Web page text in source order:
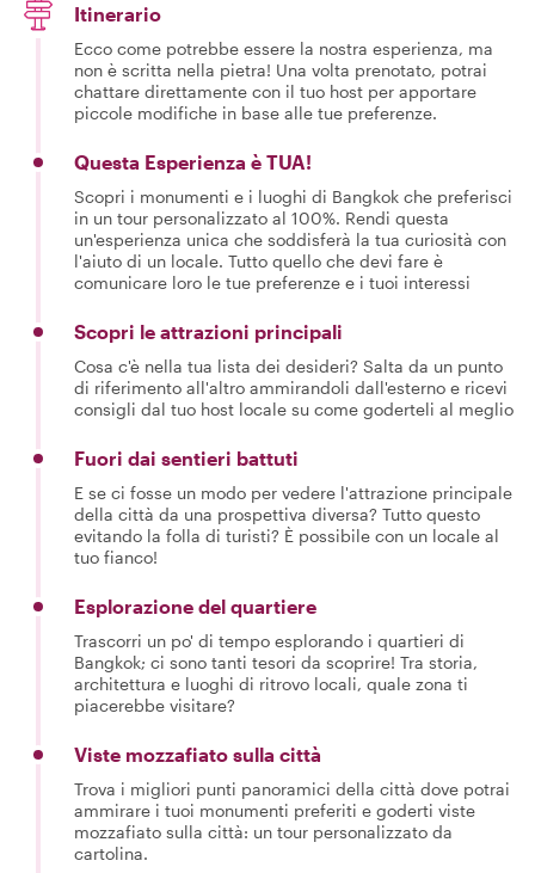
Itinerario
Ecco come potrebbe essere la nostra esperienza, ma
non è scritta nella pietra! Una volta prenotato, potrai
chattare direttamente con il tuo host per apportare
piccole modifiche in base alle tue preferenze.
Questa Esperienza è TUA!
Scopri i monumenti e i luoghi di Bangkok che preferisci
in un tour personalizzato al 100%. Rendi questa
un'esperienza unica che soddisferà la tua curiosità con
l'aiuto di un locale. Tutto quello che devi fare è
comunicare loro le tue preferenze e i tuoi interessi
Scopri le attrazioni principali
Cosa c'è nella tua lista dei desideri? Salta da un punto
di riferimento all'altro ammirandoli dall'esterno e ricevi
consigli dal tuo host locale su come goderteli al meglio
Fuori dai sentieri battuti
E se ci fosse un modo per vedere l'attrazione principale
della città da una prospettiva diversa? Tutto questo
evitando la folla di turisti? È possibile con un locale al
tuo fianco!
Esplorazione del quartiere
Trascorri un po' di tempo esplorando i quartieri di
Bangkok; ci sono tanti tesori da scoprire! Tra storia,
architettura e luoghi di ritrovo locali, quale zona ti
piacerebbe visitare?
Viste mozzafiato sulla città
Trova i migliori punti panoramici della città dove potrai
ammirare i tuoi monumenti preferiti e goderti viste
mozzafiato sulla città: un tour personalizzato da
cartolina.